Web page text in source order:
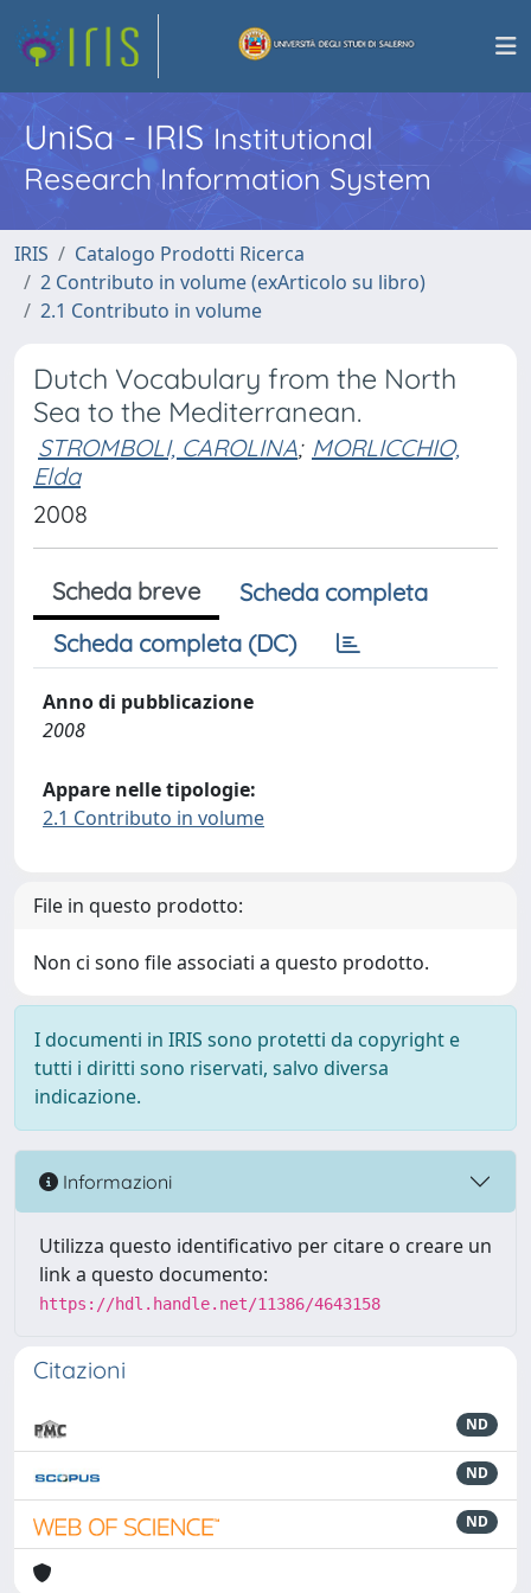
UniSa - IRISInstitutional
Research Information System
IRIS
Catalogo Prodotti Ricerca
2 Contributo in volume (exArticolo su libro)
2.1 Contributo in volume
Dutch Vocabulary from the North
Sea to the Mediterranean.
STROMBOLI, CAROLINA; MORLICCHIO,
Elda
2008
Scheda breve
Scheda completa
Scheda completa (DC)
Anno di pubblicazione
2008
Appare nelle tipologie:
2.1 Contributo in volume
File in questo prodotto:
Non ci sono file associati a questo prodotto.
I documenti in IRIS sono protetti da copyright e
tutti i diritti sono riservati, salvo diversa
indicazione.
Informazioni
Utilizza questo identificativo per citare o creare un
link a questo documento:
https://hdl.handle.net/11386/4643158
Citazioni
ND
ND
ND